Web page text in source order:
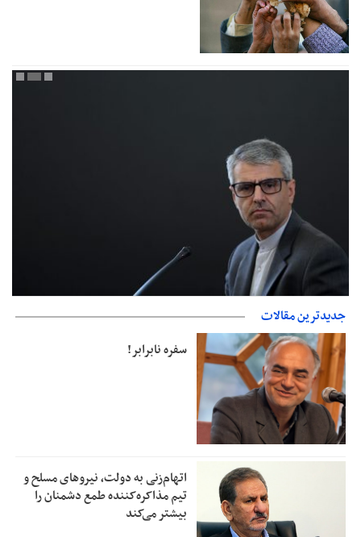
بانک مرکزی: تعهدات ارزی منقضی شده رسیدگی می شوند
جدیدترین مقالات
سفره نابرابر!
اتهام‌زنی به دولت، نیروهای مسلح و
تیم مذاکره‌کننده طمع دشمنان را
بیشتر می‌کند